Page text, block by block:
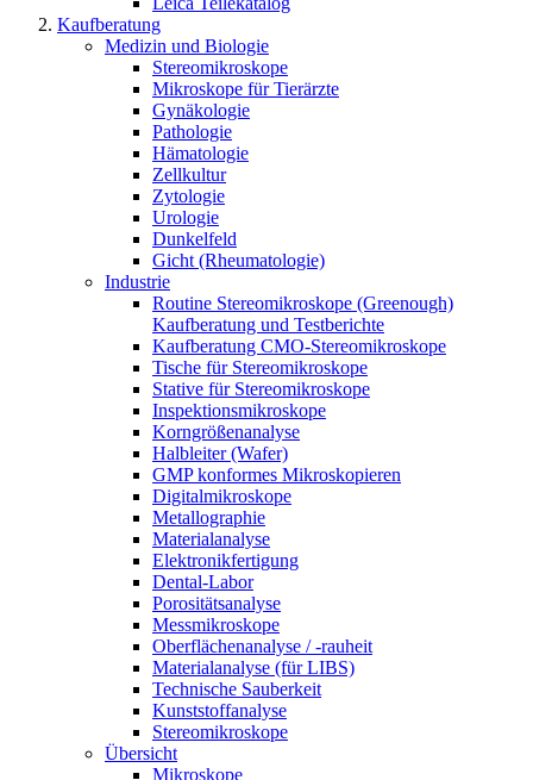
Kaufberatung
Medizin und Biologie
Stereomikroskope
Mikroskope für Tierärzte
Gynäkologie
Pathologie
Hämatologie
Zellkultur
Zytologie
Urologie
Dunkelfeld
Gicht (Rheumatologie)
Industrie
Routine Stereomikroskope (Greenough)
Kaufberatung und Testberichte
Kaufberatung CMO-Stereomikroskope
Tische für Stereomikroskope
Stative für Stereomikroskope
Inspektionsmikroskope
Korngrößenanalyse
Halbleiter (Wafer)
GMP konformes Mikroskopieren
Digitalmikroskope
Metallographie
Materialanalyse
Elektronikfertigung
Dental-Labor
Porositätsanalyse
Messmikroskope
Oberflächenanalyse / -rauheit
Materialanalyse (für LIBS)
Technische Sauberkeit
Kunststoffanalyse
Stereomikroskope
Übersicht
Mikroskope